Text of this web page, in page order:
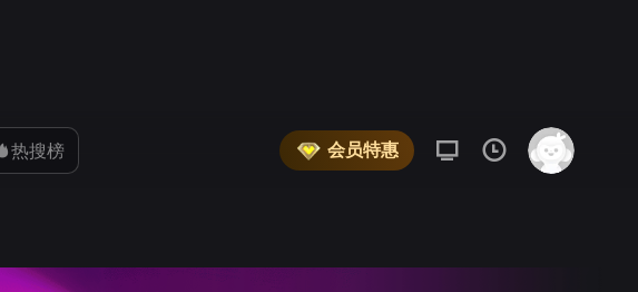
热搜榜 会员特惠